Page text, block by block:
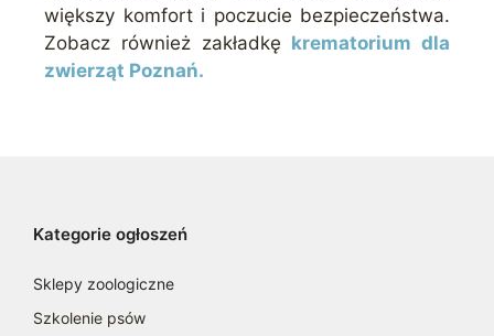
większy komfort i poczucie bezpieczeństwa.
Zobacz również zakładkę krematorium dla
zwierząt Poznań.
Kategorie ogłoszeń
Sklepy zoologiczne
Szkolenie psów